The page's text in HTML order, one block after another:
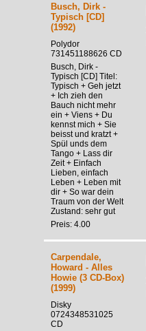
Busch, Dirk -
Typisch [CD]
(1992)
Polydor
731451188626 CD
Busch, Dirk -
Typisch [CD] Titel:
Typisch + Geh jetzt
+ Ich zieh den
Bauch nicht mehr
ein + Viens + Du
kennst mich + Sie
beisst und kratzt +
Spül unds dem
Tango + Lass dir
Zeit + Einfach
Lieben, einfach
Leben + Leben mit
dir + So war dein
Traum von der Welt
Zustand: sehr gut
Preis: 4.00
Carpendale,
Howard - Alles
Howie (3 CD-Box)
(1999)
Disky
0724348531025
CD